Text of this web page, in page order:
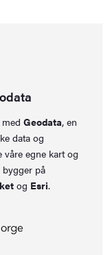
medGeodata, en
data og
våre egne kart og
bygger på
og Esri.